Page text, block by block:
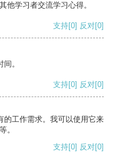
他学习者交流学习心得。
支持[0] 反对[0]
。
支持[0] 反对[0]
的工作需求。我可以使用它来
。
支持[0] 反对[0]